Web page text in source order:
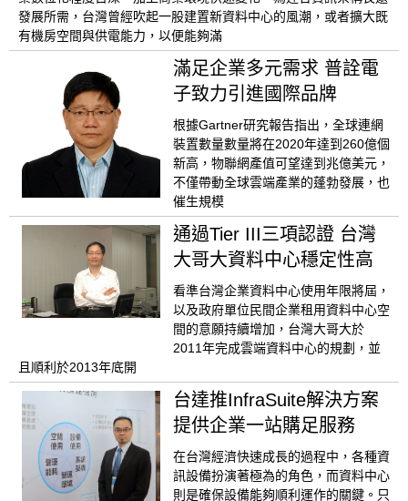
發展所需，台灣曾經吹起一股建置新資料中心的風潮，或者擴大既
有機房空間與供電能力，以便能夠滿
滿足企業多元需求 普詮電
子致力引進國際品牌
根據Gartner研究報告指出，全球連網
裝置數量數量將在2020年達到260億個
新高，物聯網產值可望達到兆億美元，
不僅帶動全球雲端產業的蓬勃發展，也
催生規模
通過Tier III三項認證 台灣
大哥大資料中心穩定性高
看準台灣企業資料中心使用年限將屆，
以及政府單位民間企業租用資料中心空
間的意願持續增加，台灣大哥大於
2011年完成雲端資料中心的規劃，並
且順利於2013年底開
台達推InfraSuite解決方案
提供企業一站購足服務
在台灣經濟快速成長的過程中，各種資
訊設備扮演著極為的角色，而資料中心
則是確保設備能夠順利運作的關鍵。只